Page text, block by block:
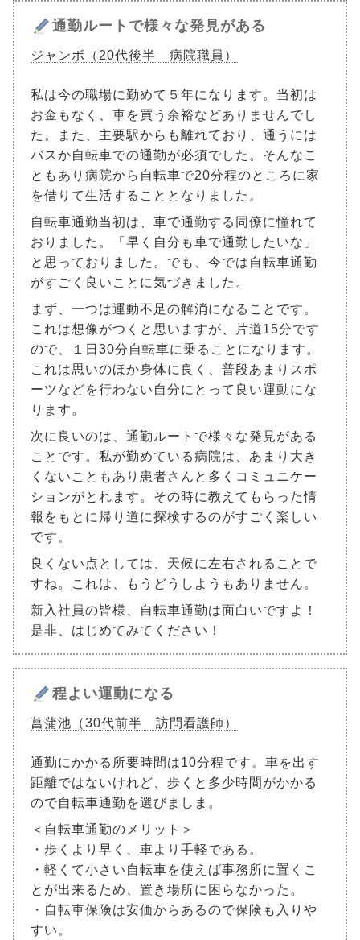
通勤ルートで様々な発見がある
ジャンボ（20代後半 病院職員）
私は今の職場に勤めて５年になります。当初は
お金もなく、車を買う余裕などありませんでし
た。また、主要駅からも離れており、通うには
バスか自転車での通勤が必須でした。そんなこ
ともあり病院から自転車で20分程のところに家
を借りて生活することとなりました。
自転車通勤当初は、車で通勤する同僚に憧れて
おりました。「早く自分も車で通勤したいな」
と思っておりました。でも、今では自転車通勤
がすごく良いことに気づきました。
まず、一つは運動不足の解消になることです。
これは想像がつくと思いますが、片道15分です
ので、１日30分自転車に乗ることになります。
これは思いのほか身体に良く、普段あまりスポ
ーツなどを行わない自分にとって良い運動にな
ります。
次に良いのは、通勤ルートで様々な発見がある
ことです。私が勤めている病院は、あまり大き
くないこともあり患者さんと多くコミュニケー
ションがとれます。その時に教えてもらった情
報をもとに帰り道に探検するのがすごく楽しい
です。
良くない点としては、天候に左右されることで
すね。これは、もうどうしようもありません。
新入社員の皆様、自転車通勤は面白いですよ！
是非、はじめてみてください！
程よい運動になる
菖蒲池（30代前半 訪問看護師）
通勤にかかる所要時間は10分程です。車を出す
距離ではないけれど、歩くと多少時間がかかる
ので自転車通勤を選びましま。
＜自転車通勤のメリット＞
・歩くより早く、車より手軽である。
・軽くて小さい自転車を使えば事務所に置くこ
とが出来るため、置き場所に困らなかった。
・自転車保険は安価からあるので保険も入りや
すい。